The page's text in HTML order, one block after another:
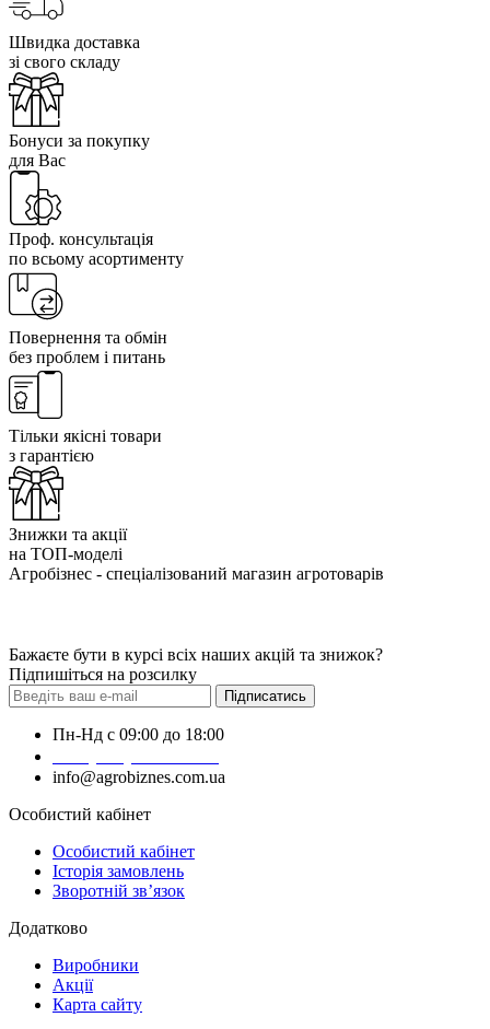
Швидка доставка
зі свого складу
Бонуси за покупку
для Вас
Проф. консультація
по всьому асортименту
Повернення та обмін
без проблем і питань
Тільки якісні товари
з гарантією
Знижки та акції
на ТОП-моделі
Агробізнес - спеціалізований магазин агротоварів
Бажаєте бути в курсі всіх наших акцій та знижок?
Підпишіться на розсилку
Підписатись
Пн-Нд с 09:00 до 18:00
info@agrobiznes.com.ua
Особистий кабінет
Особистий кабінет
Історія замовлень
Зворотній зв’язок
Додатково
Виробники
Акції
Карта сайту